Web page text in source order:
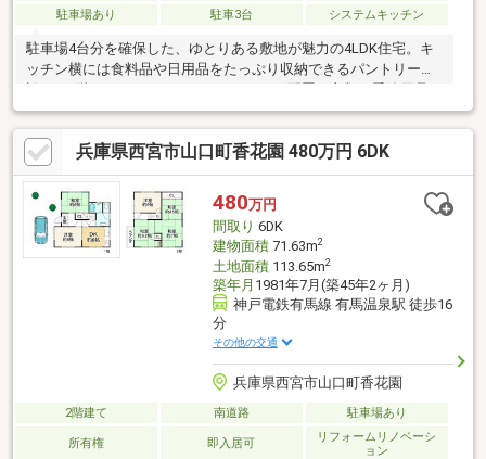
駐車場あり
駐車3台 システムキッチン
駐車場4台分を確保した、ゆとりある敷地が魅力の4LDK住宅。キ
ッチン横には食料品や日用品をたっぷり収納できるパントリーを
まとめて収納できるため、お部屋をすっきりと保てます。使い勝
手の良い間取りはお子様の遊び場や来客用のお部屋としても活躍
します。各居室にも収納があり、ご家族それぞれのプライベート
空間もしっかり確保。4台駐車可能なスペースはご家族で複数台所
有されている方はもちろん、ご来客時にも安心です。周辺には生
活利便施設も充実しており毎日の暮らしを快適にサポートしま
す。ぜひ現地でこの住まいならではの開放感や暮らしやすさをご
体感ください。
兵庫県西宮市山口町香花園 480万円 6DK
480万円
間取り 6DK
建物面積71.63m2
土地面積113.65m2
築年月 1981年7月(築45年2ヶ月)
神戸電鉄有馬線 有馬温泉駅 徒歩16
分
その他の交通
兵庫県西宮市山口町香花園
2階建て 南道路 駐車場あり
所有権 即入居可
リフォームリノベーシ
ョン